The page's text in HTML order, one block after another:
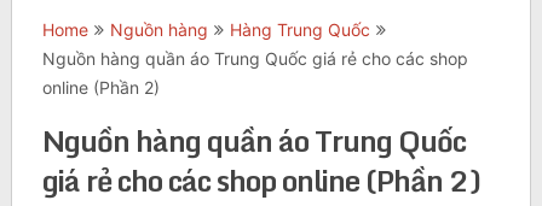
Home Nguồn hàng
Hàng Trung Quốc
Nguồn hàng quần áo Trung Quốc giá rẻ cho các shop
online (Phần 2)
Nguồn hàng quần áo Trung Quốc
giá rẻ cho các shop online (Phần 2)